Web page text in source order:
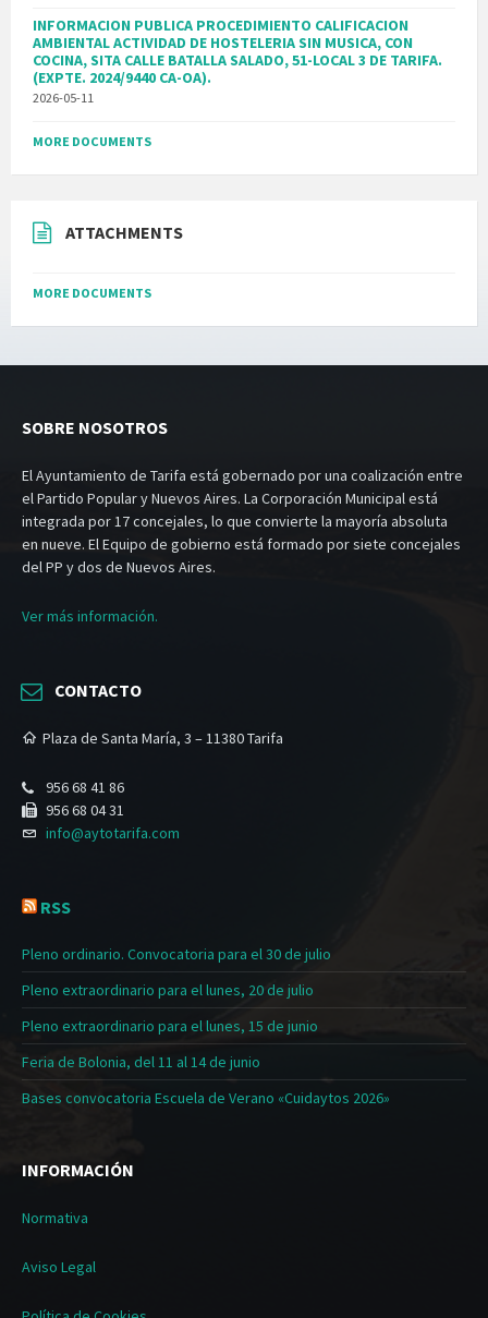
INFORMACION PUBLICA PROCEDIMIENTO CALIFICACION
AMBIENTAL ACTIVIDAD DE HOSTELERIA SIN MUSICA, CON
COCINA, SITA CALLE BATALLA SALADO, 51-LOCAL 3 DE TARIFA.
(EXPTE. 2024/9440 CA-OA).
2026-05-11
MORE DOCUMENTS
ATTACHMENTS
MORE DOCUMENTS
SOBRE NOSOTROS
El Ayuntamiento de Tarifa está gobernado por una coalización entre
el Partido Popular y Nuevos Aires. La Corporación Municipal está
integrada por 17 concejales, lo que convierte la mayoría absoluta
en nueve. El Equipo de gobierno está formado por siete concejales
del PP y dos de Nuevos Aires.
Ver más información.
CONTACTO
Plaza de Santa María, 3 – 11380 Tarifa
956 68 41 86
956 68 04 31
info@aytotarifa.com
RSS
Pleno ordinario. Convocatoria para el 30 de julio
Pleno extraordinario para el lunes, 20 de julio
Pleno extraordinario para el lunes, 15 de junio
Feria de Bolonia, del 11 al 14 de junio
Bases convocatoria Escuela de Verano «Cuidaytos 2026»
INFORMACIÓN
Normativa
Aviso Legal